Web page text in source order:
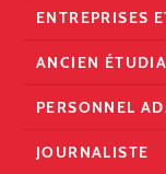
ENTREPRISES
ANCIEN
PERSONNEL
JOURNALISTE